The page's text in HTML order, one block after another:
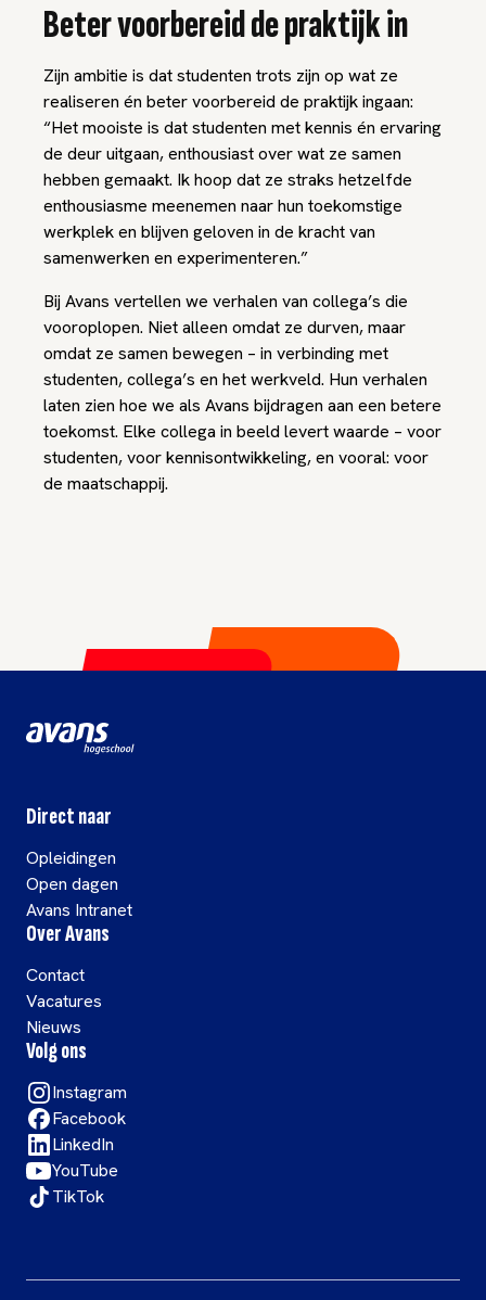
Beter voorbereid de praktijk in
Zijn ambitie is dat studenten trots zijn op wat ze
realiseren én beter voorbereid de praktijk ingaan:
“Het mooiste is dat studenten met kennis én ervaring
de deur uitgaan, enthousiast over wat ze samen
hebben gemaakt. Ik hoop dat ze straks hetzelfde
enthousiasme meenemen naar hun toekomstige
werkplek en blijven geloven in de kracht van
samenwerken en experimenteren.”
Bij Avans vertellen we verhalen van collega’s die
vooroplopen. Niet alleen omdat ze durven, maar
omdat ze samen bewegen – in verbinding met
studenten, collega’s en het werkveld. Hun verhalen
laten zien hoe we als Avans bijdragen aan een betere
toekomst. Elke collega in beeld levert waarde – voor
studenten, voor kennisontwikkeling, en vooral: voor
de maatschappij.
Direct naar
Opleidingen
Open dagen
Avans Intranet
Over Avans
Contact
Vacatures
Nieuws
Volg ons
Instagram
Facebook
LinkedIn
YouTube
TikTok